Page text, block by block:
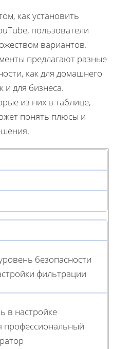
как установить
пользователи
вариантов.
предлагают разные
как для домашнего
и для бизнеса.
из них в таблице,
понять плюсы и
безопасности
фильтрации
в настройке
профессиональный